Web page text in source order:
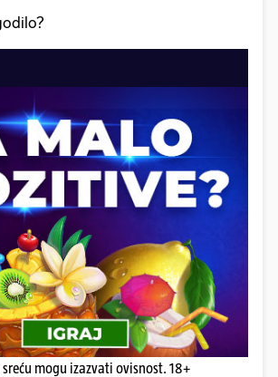
sreću mogu izazvati ovisnost. 18+